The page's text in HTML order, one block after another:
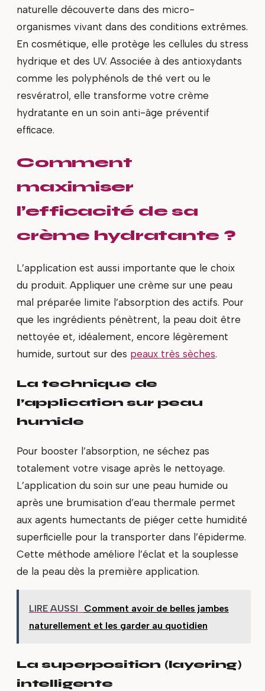
naturelle découverte dans des micro-
organismes vivant dans des conditions extrêmes.
En cosmétique, elle protège les cellules du stress
hydrique et des UV. Associée à des antioxydants
comme les polyphénols de thé vert ou le
resvératrol, elle transforme votre crème
hydratante en un soin anti-âge préventif
efficace.
Comment
maximiser
l’efficacité de sa
crème hydratante ?
L’application est aussi importante que le choix
du produit. Appliquer une crème sur une peau
mal préparée limite l’absorption des actifs. Pour
que les ingrédients pénètrent, la peau doit être
nettoyée et, idéalement, encore légèrement
humide, surtout sur des peaux très sèches.
La technique de
l’application sur peau
humide
Pour booster l’absorption, ne séchez pas
totalement votre visage après le nettoyage.
L’application du soin sur une peau humide ou
après une brumisation d’eau thermale permet
aux agents humectants de piéger cette humidité
superficielle pour la transporter dans l’épiderme.
Cette méthode améliore l’éclat et la souplesse
de la peau dès la première application.
LIRE AUSSI
Comment avoir de belles jambes
naturellement et les garder au quotidien
La superposition (layering)
intelligente